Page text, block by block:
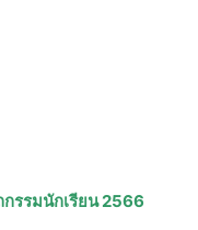
รรมนักเรียน 2566